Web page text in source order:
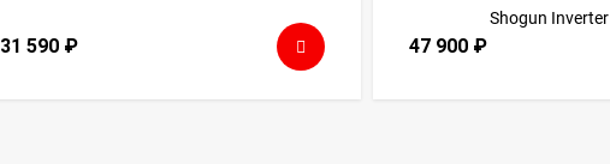
31 590 ₽ 47 900 ₽